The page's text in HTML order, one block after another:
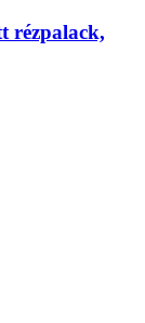
rézpalack,